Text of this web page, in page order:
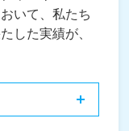
いて、私たち
した実績が、